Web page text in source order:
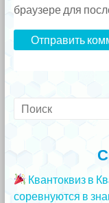
браузере для
Квантоквиз в
соревнуются в